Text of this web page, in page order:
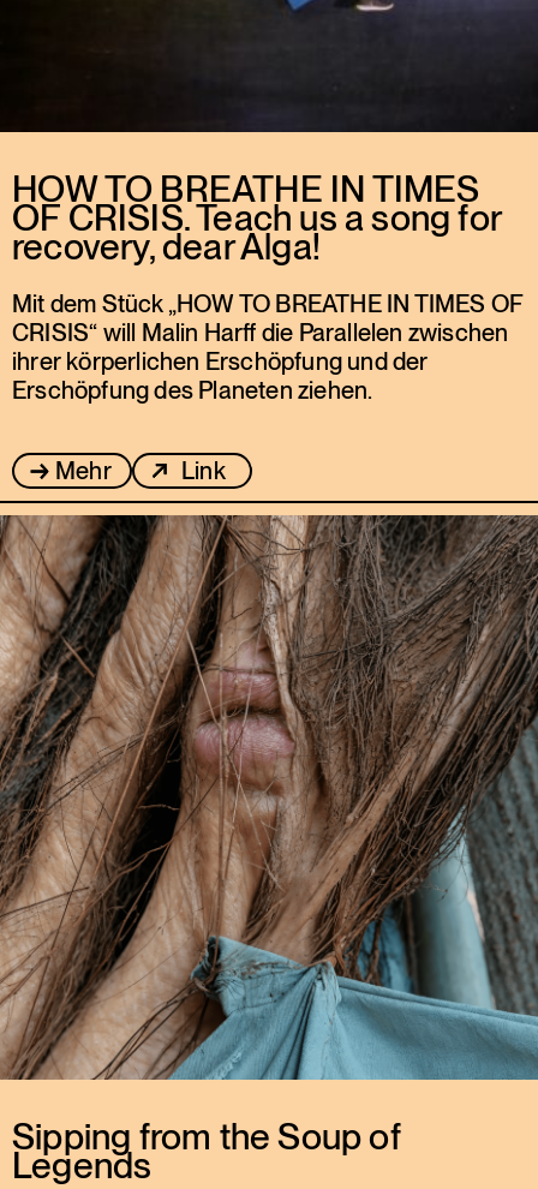
HOW TO BREATHE IN TIMES
OF CRISIS. Teach us a song for
recovery, dear Alga!
Mit dem Stück „HOW TO BREATHE IN TIMES OF
CRISIS“ will Malin Harff die Parallelen zwischen
ihrer körperlichen Erschöpfung und der
Erschöpfung des Planeten ziehen.
Mehr Link
Sipping from the Soup of
Legends